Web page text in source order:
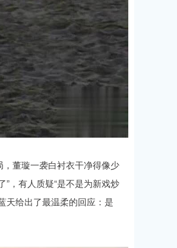
董璇一袭白衬衣干净得像少
，有人质疑“是不是为新戏炒
天给出了最温柔的回应：是